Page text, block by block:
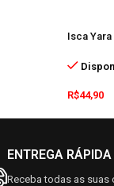
Isca
R$44,90
ENTREGA RÁPIDA
Receba todas as suas